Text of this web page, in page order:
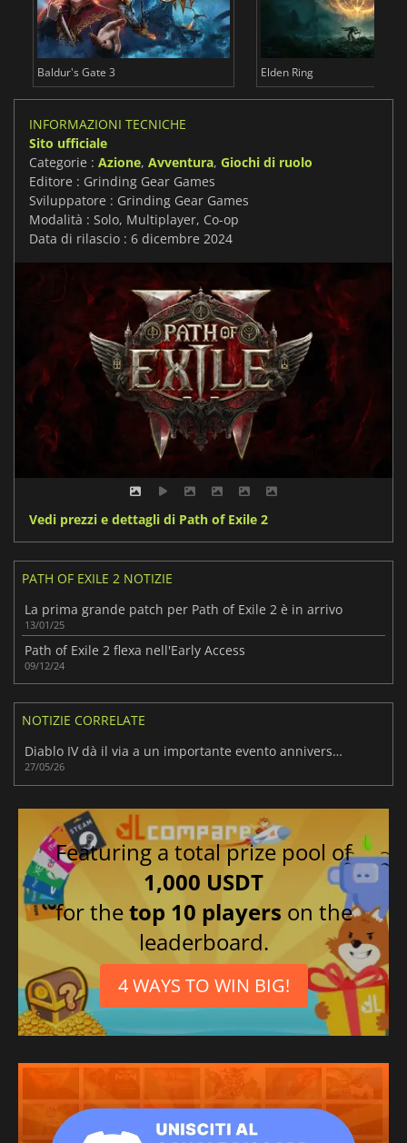
Baldur's Gate 3 Elden Ring
INFORMAZIONI TECNICHE
Sito ufficiale
Categorie : Azione, Avventura, Giochi di ruolo
Editore : Grinding Gear Games
Sviluppatore : Grinding Gear Games
Modalità : Solo, Multiplayer, Co-op
Data di rilascio : 6 dicembre 2024
Vedi prezzi e dettagli di Path of Exile 2
PATH OF EXILE 2 NOTIZIE
La prima grande patch per Path of Exile 2 è in arrivo
13/01/25
Path of Exile 2 flexa nell'Early Access
09/12/24
NOTIZIE CORRELATE
Diablo IV dà il via a un importante evento anniversario nel corso del suo viaggio triennale
27/05/26
Featuring a total prize pool of
1,000 USDT
for thetop 10 players on the
leaderboard.
4 WAYS TO WIN BIG!